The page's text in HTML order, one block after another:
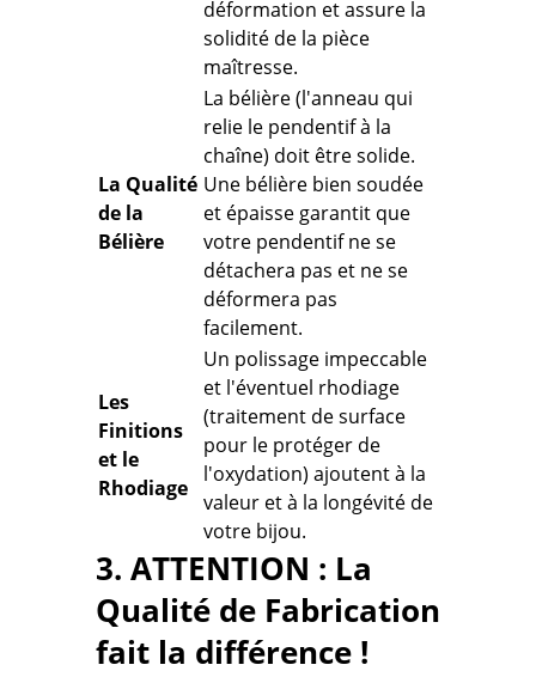
déformation et assure la
solidité de la pièce
maîtresse.
La Qualité
de la
Bélière
La bélière (l'anneau qui
relie le pendentif à la
chaîne) doit être solide.
Une bélière bien soudée
et épaisse garantit que
votre pendentif ne se
détachera pas et ne se
déformera pas
facilement.
Les
Finitions
et le
Rhodiage
Un polissage impeccable
et l'éventuel rhodiage
(traitement de surface
pour le protéger de
l'oxydation) ajoutent à la
valeur et à la longévité de
votre bijou.
3. ATTENTION : La
Qualité de Fabrication
fait la différence !